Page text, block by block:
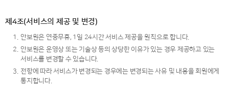
제4조(서비스의 제공 및 변경)
1.
안보원은 연중무휴, 1일 24시간 서비스 제공을 원칙으로 합니다.
2.
안보원은 운영상 또는 기술상 등의 상당한 이유가 있는 경우 제공하고 있는
서비스를 변경할 수 있습니다.
3.
전항에 따라 서비스가 변경되는 경우에는 변경되는 사유 및 내용을 회원에게
통지합니다.